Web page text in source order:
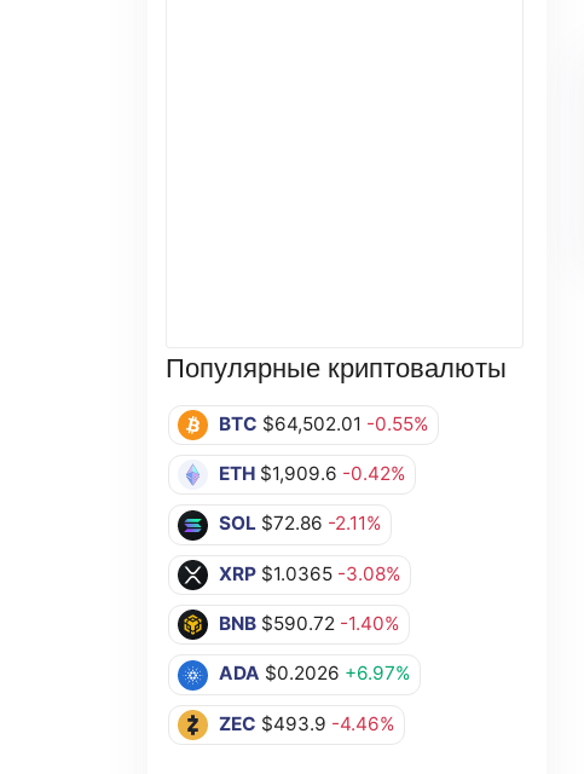
Популярные криптовалюты
BTC $64,502.01 -0.55%
ETH $1,909.6 -0.42%
SOL $72.86 -2.11%
XRP $1.0365 -3.08%
BNB $590.72 -1.40%
ADA $0.2026 +6.97%
ZEC $493.9 -4.46%